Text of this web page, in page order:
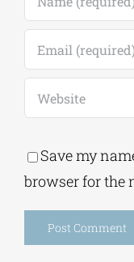
Save my
browser for the